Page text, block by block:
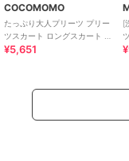
COCOMOMO
たっぷり大人プリーツ プリー
ツスカート ロングスカート 選
べる丈 ロング マキシ きれいめ
¥5,651
[